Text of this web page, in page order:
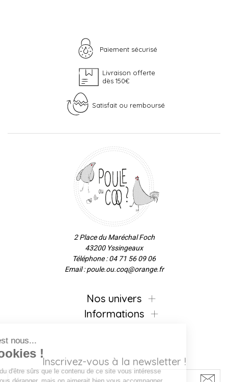
Paiement sécurisé
Livraison offerte
dès 150€
Satisfait ou remboursé
2 Place du Maréchal Foch
43200 Yssingeaux
Téléphone : 04 71 56 09 06
Email : poule.ou.coq@orange.fr
Nos univers
Informations
Inscrivez-vous à la newsletter !
c'est nous...
Cookies !
a attendu d'être sûrs que le contenu de ce site vous intéresse